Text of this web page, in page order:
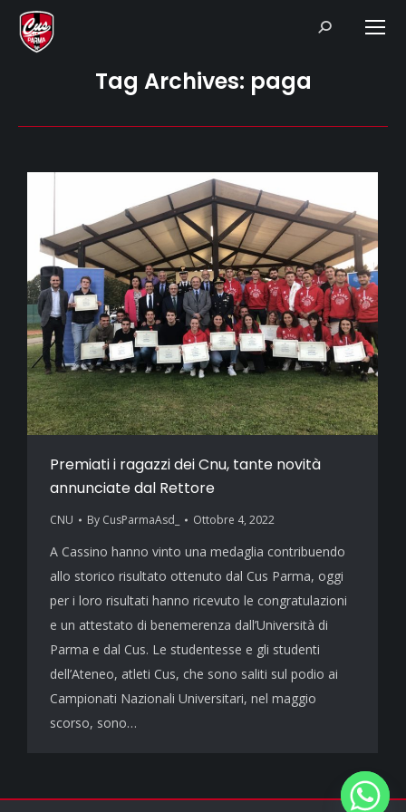
Search:
Tag Archives: paga
Premiati i ragazzi dei Cnu, tante novità
annunciate dal Rettore
CNU By CusParmaAsd_ Ottobre 4, 2022
A Cassino hanno vinto una medaglia contribuendo
allo storico risultato ottenuto dal Cus Parma, oggi
per i loro risultati hanno ricevuto le congratulazioni
e un attestato di benemerenza dall’Università di
Parma e dal Cus. Le studentesse e gli studenti
dell’Ateneo, atleti Cus, che sono saliti sul podio ai
Campionati Nazionali Universitari, nel maggio
scorso, sono…